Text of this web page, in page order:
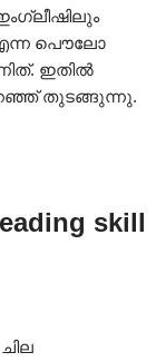
പൌലോ
ഇതിൽ
തുടങ്ങുന്നു.
skill